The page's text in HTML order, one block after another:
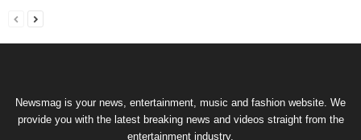
Newsmag is your news, entertainment, music and fashion website. We
provide you with the latest breaking news and videos straight from the
entertainment industry.